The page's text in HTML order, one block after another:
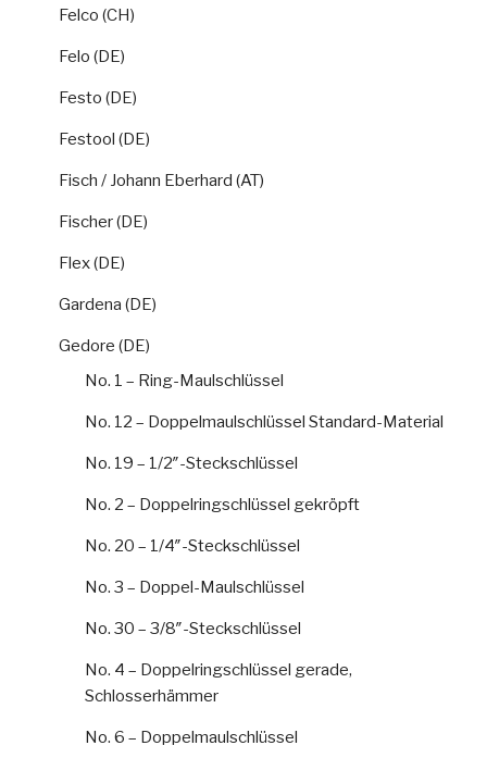
Felco (CH)
Felo (DE)
Festo (DE)
Festool (DE)
Fisch / Johann Eberhard (AT)
Fischer (DE)
Flex (DE)
Gardena (DE)
Gedore (DE)
No. 1 – Ring-Maulschlüssel
No. 12 – Doppelmaulschlüssel Standard-Material
No. 19 – 1/2″-Steckschlüssel
No. 2 – Doppelringschlüssel gekröpft
No. 20 – 1/4″-Steckschlüssel
No. 3 – Doppel-Maulschlüssel
No. 30 – 3/8″-Steckschlüssel
No. 4 – Doppelringschlüssel gerade,
Schlosserhämmer
No. 6 – Doppelmaulschlüssel